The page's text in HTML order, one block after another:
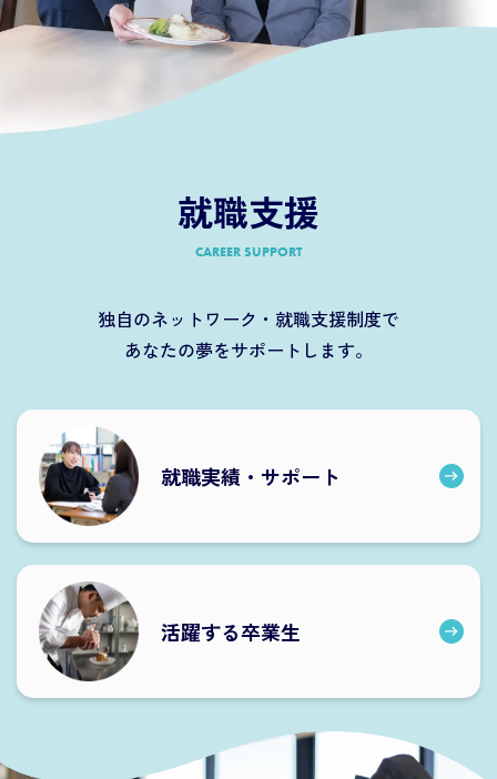
就職支援
CAREER SUPPORT
独自のネットワーク・就職支援制度で
あなたの夢をサポートします。
就職実績・サポート
活躍する卒業生